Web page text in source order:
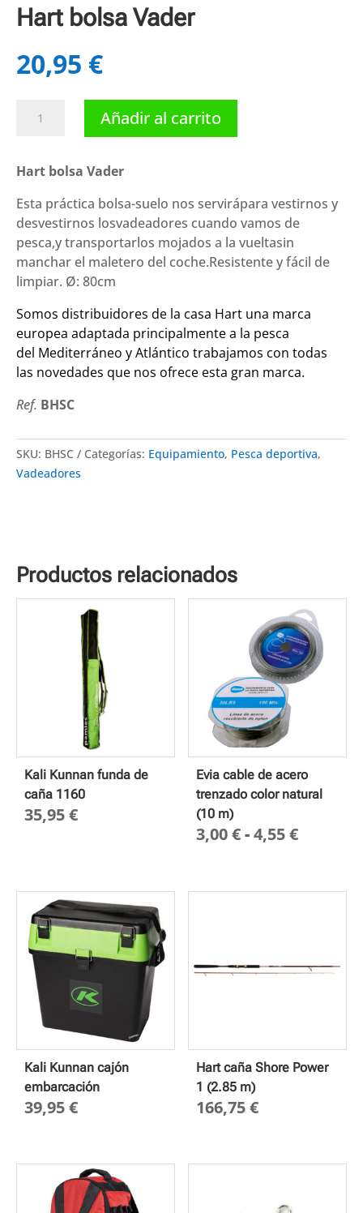
Hart bolsa Vader
20,95 €
bolsa
cantidad
Añadir al carrito
Hart bolsa Vader
Esta práctica bolsa-suelo nos servirápara vestirnos y
desvestirnos losvadeadores cuando vamos de
pesca,y transportarlos mojados a la vueltasin
manchar el maletero del coche.Resistente y fácil de
limpiar. Ø: 80cm
Somos distribuidores de la casa Hart una marca
europea adaptada principalmente a la pesca
del Mediterráneo y Atlántico trabajamos con todas
las novedades que nos ofrece esta gran marca.
Ref. BHSC
SKU: BHSC Categorías: Equipamiento, Pesca deportiva,
Vadeadores
Productos relacionados
Kali Kunnan funda de
caña 1160
35,95€
Evia cable de acero
trenzado color natural
(10 m)
3,00€-4,55€Rango
desde
Kali Kunnan cajón
embarcación
39,95€
Hart caña Shore Power
1 (2.85 m)
166,75€